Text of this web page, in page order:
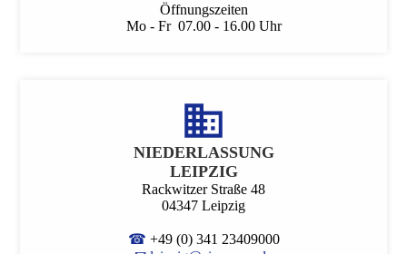
Öffnungszeiten
Mo - Fr 07.00 - 16.00 Uhr
NIEDER­LASSUNG
LEIPZIG
Rackwitzer Straße 48
04347 Leipzig
☎ +49 (0) 341 23409000